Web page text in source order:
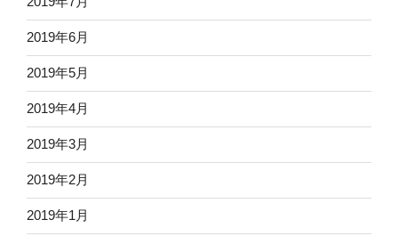
2019年6月
2019年5月
2019年4月
2019年3月
2019年2月
2019年1月